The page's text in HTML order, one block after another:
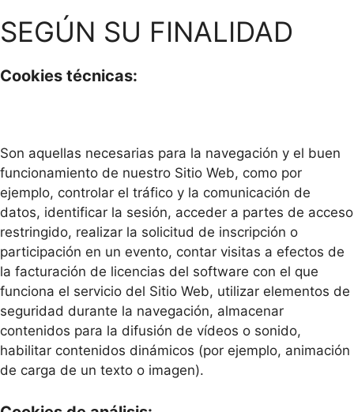
SEGÚN SU FINALIDAD
Cookies técnicas:
Son aquellas necesarias para la navegación y el buen
funcionamiento de nuestro Sitio Web, como por
ejemplo, controlar el tráfico y la comunicación de
datos, identificar la sesión, acceder a partes de acceso
restringido, realizar la solicitud de inscripción o
participación en un evento, contar visitas a efectos de
la facturación de licencias del software con el que
funciona el servicio del Sitio Web, utilizar elementos de
seguridad durante la navegación, almacenar
contenidos para la difusión de vídeos o sonido,
habilitar contenidos dinámicos (por ejemplo, animación
de carga de un texto o imagen).